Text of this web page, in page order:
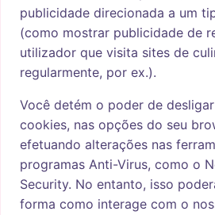
publicidade direcionada a um
(como mostrar publicidade de
utilizador que visita sites de
regularmente, por ex.).
Você detém o poder de
cookies, nas opções do seu
efetuando alterações nas
programas Anti-Virus, como o
Security. No entanto, isso
forma como interage com o